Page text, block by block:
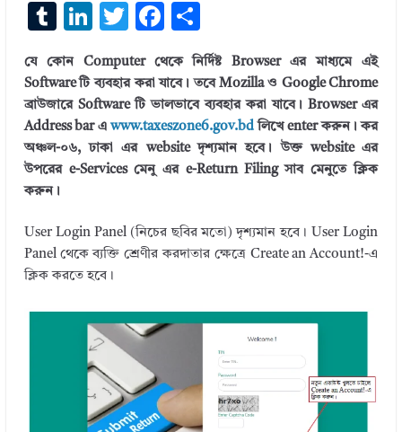
T
m
bl
r
Li
k
e
dI
n
T
it
te
r
F
e
b
o
o
h
ar
e
যে কোন Computer থেকে নির্দিষ্ট Browser এর মাধ্যমে এই
Software টি ব্যবহার করা যাবে। তবে Mozilla ও Google Chrome
ব্রাউজারে Software টি ভালভাবে ব্যবহার করা যাবে। Browser এর
Address bar এwww.taxeszone6.gov.bd লিখে enter করুন। কর
অঞ্চল-০৬, ঢাকা এর website দৃশ্যমান হবে। উক্ত website এর
উপরের e-Services মেনু এর e-Return Filing সাব মেনুতে ক্লিক
করুন।
User Login Panel (নিচের ছবির মতো) দৃশ্যমান হবে। User Login
Panel থেকে ব্যক্তি শ্রেণীর করদাতার ক্ষেত্রে Create an Account!-এ
ক্লিক করতে হবে।